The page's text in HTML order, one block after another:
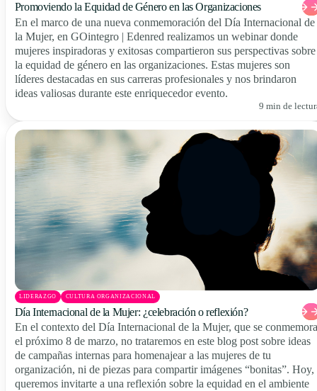
Promoviendo la Equidad de Género en las Organizaciones
En el marco de una nueva conmemoración del Día Internacional de
la Mujer, en GOintegro | Edenred realizamos un webinar donde
mujeres inspiradoras y exitosas compartieron sus perspectivas sobre
la equidad de género en las organizaciones. Estas mujeres son
líderes destacadas en sus carreras profesionales y nos brindaron
ideas valiosas durante este enriquecedor evento.
9 min de
LIDERAZGO CULTURA ORGANIZACIONAL
Día Internacional de la Mujer: ¿celebración o reflexión?
En el contexto del Día Internacional de la Mujer, que se conmemora
el próximo 8 de marzo, no trataremos en este blog post sobre ideas
de campañas internas para homenajear a las mujeres de tu
organización, ni de piezas para compartir imágenes “bonitas”. Hoy,
queremos invitarte a una reflexión sobre la equidad en el ambiente